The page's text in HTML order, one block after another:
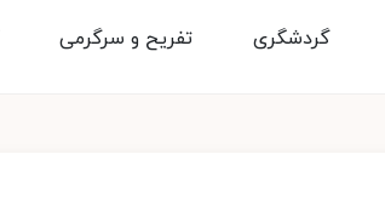
تفریح و سرگرمی گردشگری